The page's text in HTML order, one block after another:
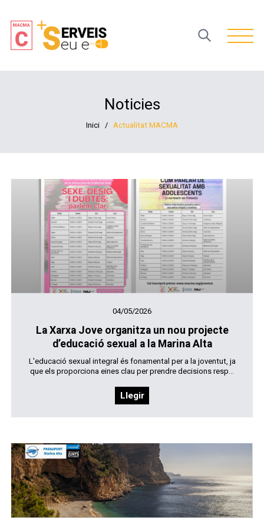
Open
Noticies
Inici / Actualitat MACMA
04/05/2026
La Xarxa Jove organitza un nou projecte
d’educació sexual a la Marina Alta
L'educació sexual integral és fonamental per a la joventut, ja
que els proporciona eines clau per prendre decisions resp...
Llegir